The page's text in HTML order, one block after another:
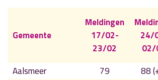
Gemeente
Meldingen
17/02-
23/02
24/
02/
Aalsmeer
79 88